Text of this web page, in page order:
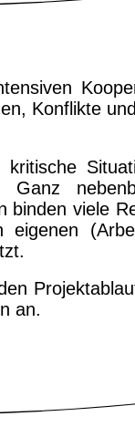
Konflikte
Ganz
binden viele
an.